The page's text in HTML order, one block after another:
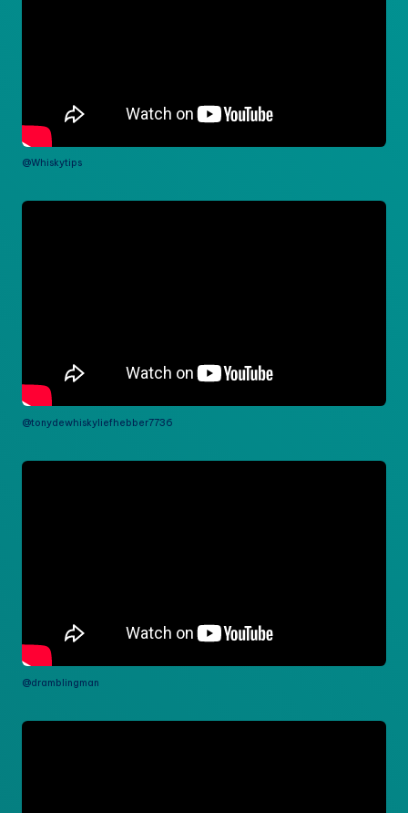
@Whiskytips
@tonydewhiskyliefhebber7736
@dramblingman